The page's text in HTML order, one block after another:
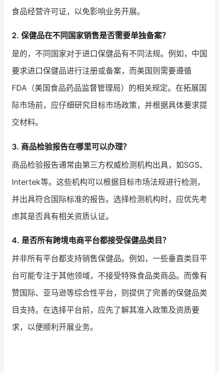
食品经营许可证，以免影响业务开展。
2. 保健品在不同国家销售是否需要单独备案？
是的，不同国家对于进口保健品有不同法规。例如，中国
要求进口保健品进行注册或备案，而美国则需要遵循
FDA（美国食品药品监督管理局）的相关规定。在拓展国
际市场前，应仔细研究目标市场政策，并根据具体要求提
交材料。
3. 商品检验报告在哪里可以办理？
商品检验报告通常由第三方权威检测机构出具，如SGS、
Intertek等。这些机构可以根据目标市场法规进行检测，
并出具符合国际标准的报告。选择检测机构时，应优先考
虑其是否具有相关资质认证。
4. 是否所有跨境电商平台都接受保健品类目？
并非所有平台都支持销售保健品。例如，一些垂直类目平
台可能专注于其他领域，不接受特殊食品类商品。而像有
赞国际、亚马逊等综合性平台，则提供了完善的保健品类
目支持。在选择平台前，应先了解其准入政策及资质要
求，以便顺利开展业务。